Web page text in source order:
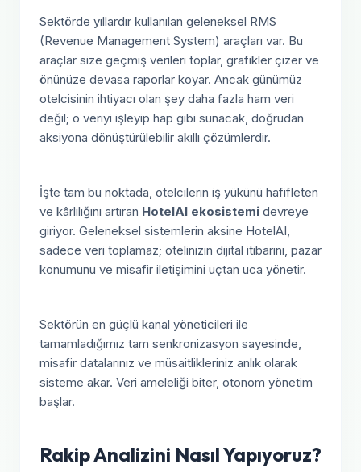
Sektörde yıllardır kullanılan geleneksel RMS
(Revenue Management System) araçları var. Bu
araçlar size geçmiş verileri toplar, grafikler çizer ve
önünüze devasa raporlar koyar. Ancak günümüz
otelcisinin ihtiyacı olan şey daha fazla ham veri
değil; o veriyi işleyip hap gibi sunacak, doğrudan
aksiyona dönüştürülebilir akıllı çözümlerdir.
İşte tam bu noktada, otelcilerin iş yükünü hafifleten
ve kârlılığını artıran HotelAI ekosistemi devreye
giriyor. Geleneksel sistemlerin aksine HotelAI,
sadece veri toplamaz; otelinizin dijital itibarını, pazar
konumunu ve misafir iletişimini uçtan uca yönetir.
Sektörün en güçlü kanal yöneticileri ile
tamamladığımız tam senkronizasyon sayesinde,
misafir datalarınız ve müsaitlikleriniz anlık olarak
sisteme akar. Veri ameleliği biter, otonom yönetim
başlar.
Rakip Analizini Nasıl Yapıyoruz?